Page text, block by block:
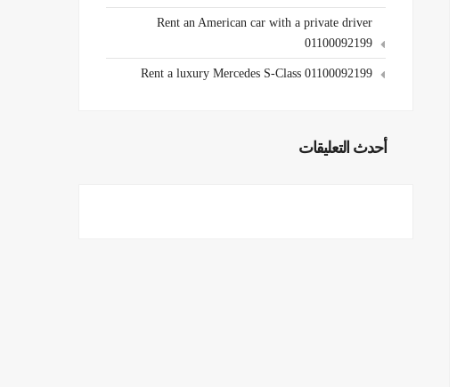
Rent an American car with a private driver
01100092199
Rent a luxury Mercedes S-Class 01100092199
أحدث التعليقات